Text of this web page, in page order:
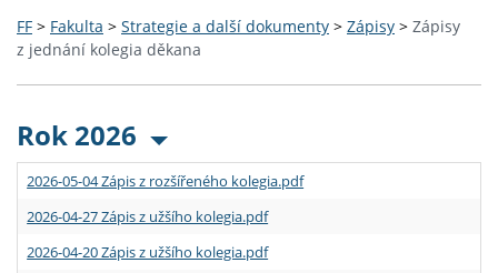
FF > Fakulta > Strategie a další dokumenty > Zápisy > Zápisy
z jednání kolegia děkana
Rok 2026
2026-05-04 Zápis z rozšířeného kolegia.pdf
2026-04-27 Zápis z užšího kolegia.pdf
2026-04-20 Zápis z užšího kolegia.pdf